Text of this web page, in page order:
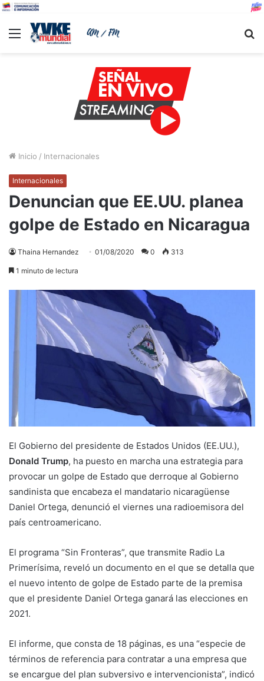
Menu
Inicio / Internacionales
Internacionales
Denuncian que EE.UU. planea
golpe de Estado en Nicaragua
Thaina Hernandez 01/08/2020 0 313
1 minuto de lectura
El Gobierno del presidente de Estados Unidos (EE.UU.),
Donald Trump, ha puesto en marcha una estrategia para
provocar un golpe de Estado que derroque al Gobierno
sandinista que encabeza el mandatario nicaragüense
Daniel Ortega, denunció el viernes una radioemisora del
país centroamericano.
El programa “Sin Fronteras”, que transmite Radio La
Primerísima, reveló un documento en el que se detalla que
el nuevo intento de golpe de Estado parte de la premisa
que el presidente Daniel Ortega ganará las elecciones en
2021.
El informe, que consta de 18 páginas, es una “especie de
términos de referencia para contratar a una empresa que
se encargue del plan subversivo e intervencionista”, indicó